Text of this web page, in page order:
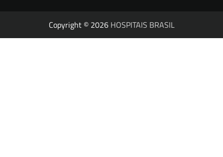
Copyright © 2026 HOSPITAIS BRASIL